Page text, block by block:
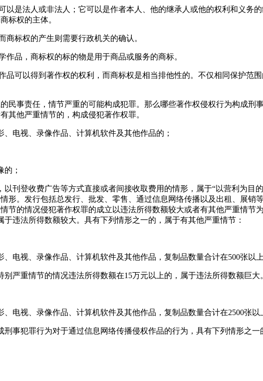
以是法人或非法人；它可以是作者本人、他的继承人或他的权利和义务
标权的主体。
标权的产生则需要行政机关的确认。
品，商标权的标的物是用于商品或服务的商标。
品可以得到著作权的权利，而商标权是相当排他性的。不仅相同保护范
民事责任，情节严重的可能构成犯罪。那么哪些著作权侵权行为构成刑
其他严重情节的，构成侵犯著作权罪。
电视、录像作品、计算机软件及其他作品的；
；
刊登收费广告等方式直接或者间接收取费用的情形，属于“以营利为目
形。发行包括总发行、批发、零售、通过信息网络传播以及出租、展销
节的情况侵犯著作权罪的成立以违法所得数额较大或者有其他严重情节
违法所得数额较大。具有下列情形之一的，属于有其他严重情节：
电视、录像作品、计算机软件及其他作品，复制品数量合计在500张以上
严重情节的情况违法所得数额在15万元以上的，属于违法所得数额巨
电视、录像作品、计算机软件及其他作品，复制品数量合计在2500张以
事犯罪行为对于通过信息网络传播侵权作品的行为，具有下列情形之一